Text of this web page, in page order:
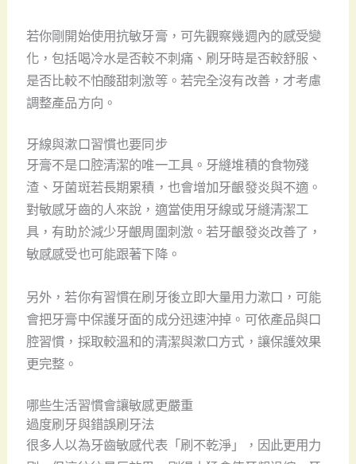
若你剛開始使用抗敏牙膏，可先觀察幾週內的感受變
化，包括喝冷水是否較不刺痛、刷牙時是否較舒服、
是否比較不怕酸甜刺激等。若完全沒有改善，才考慮
調整產品方向。
牙線與漱口習慣也要同步
牙膏不是口腔清潔的唯一工具。牙縫堆積的食物殘
渣、牙菌斑若長期累積，也會增加牙齦發炎與不適。
對敏感牙齒的人來說，適當使用牙線或牙縫清潔工
具，有助於減少牙齦周圍刺激。若牙齦發炎改善了，
敏感感受也可能跟著下降。
另外，若你有習慣在刷牙後立即大量用力漱口，可能
會把牙膏中保護牙面的成分迅速沖掉。可依產品與口
腔習慣，採取較溫和的清潔與漱口方式，讓保護效果
更完整。
哪些生活習慣會讓敏感更嚴重
過度刷牙與錯誤刷牙法
很多人以為牙齒敏感代表「刷不乾淨」，因此更用力